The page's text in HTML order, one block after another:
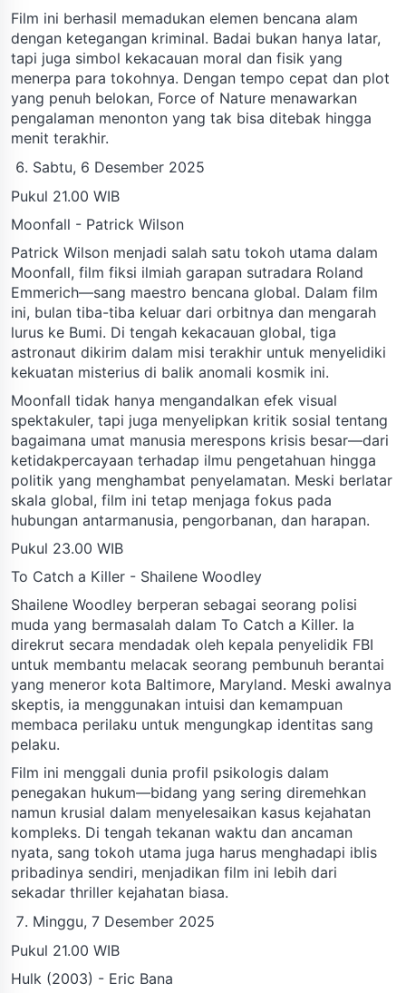
Film ini berhasil memadukan elemen bencana alam
dengan ketegangan kriminal. Badai bukan hanya latar,
tapi juga simbol kekacauan moral dan fisik yang
menerpa para tokohnya. Dengan tempo cepat dan plot
yang penuh belokan, Force of Nature menawarkan
pengalaman menonton yang tak bisa ditebak hingga
menit terakhir.
Sabtu, 6 Desember 2025
Pukul 21.00 WIB
Moonfall - Patrick Wilson
Patrick Wilson menjadi salah satu tokoh utama dalam
Moonfall, film fiksi ilmiah garapan sutradara Roland
Emmerich—sang maestro bencana global. Dalam film
ini, bulan tiba-tiba keluar dari orbitnya dan mengarah
lurus ke Bumi. Di tengah kekacauan global, tiga
astronaut dikirim dalam misi terakhir untuk menyelidiki
kekuatan misterius di balik anomali kosmik ini.
Moonfall tidak hanya mengandalkan efek visual
spektakuler, tapi juga menyelipkan kritik sosial tentang
bagaimana umat manusia merespons krisis besar—dari
ketidakpercayaan terhadap ilmu pengetahuan hingga
politik yang menghambat penyelamatan. Meski berlatar
skala global, film ini tetap menjaga fokus pada
hubungan antarmanusia, pengorbanan, dan harapan.
Pukul 23.00 WIB
To Catch a Killer - Shailene Woodley
Shailene Woodley berperan sebagai seorang polisi
muda yang bermasalah dalam To Catch a Killer. Ia
direkrut secara mendadak oleh kepala penyelidik FBI
untuk membantu melacak seorang pembunuh berantai
yang meneror kota Baltimore, Maryland. Meski awalnya
skeptis, ia menggunakan intuisi dan kemampuan
membaca perilaku untuk mengungkap identitas sang
pelaku.
Film ini menggali dunia profil psikologis dalam
penegakan hukum—bidang yang sering diremehkan
namun krusial dalam menyelesaikan kasus kejahatan
kompleks. Di tengah tekanan waktu dan ancaman
nyata, sang tokoh utama juga harus menghadapi iblis
pribadinya sendiri, menjadikan film ini lebih dari
sekadar thriller kejahatan biasa.
Minggu, 7 Desember 2025
Pukul 21.00 WIB
Hulk (2003) - Eric Bana